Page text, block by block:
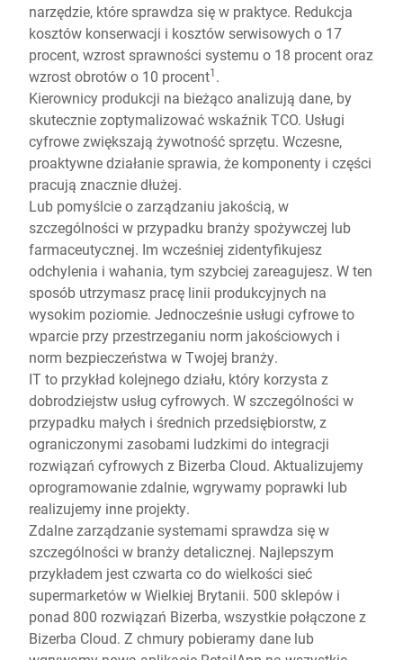
narzędzie, które sprawdza się w praktyce. Redukcja
kosztów konserwacji i kosztów serwisowych o 17
procent, wzrost sprawności systemu o 18 procent oraz
wzrost obrotów o 10 procent1.
Kierownicy produkcji na bieżąco analizują dane, by
skutecznie zoptymalizować wskaźnik TCO. Usługi
cyfrowe zwiększają żywotność sprzętu. Wczesne,
proaktywne działanie sprawia, że komponenty i części
pracują znacznie dłużej.
Lub pomyślcie o zarządzaniu jakością, w
szczególności w przypadku branży spożywczej lub
farmaceutycznej. Im wcześniej zidentyfikujesz
odchylenia i wahania, tym szybciej zareagujesz. W ten
sposób utrzymasz pracę linii produkcyjnych na
wysokim poziomie. Jednocześnie usługi cyfrowe to
wparcie przy przestrzeganiu norm jakościowych i
norm bezpieczeństwa w Twojej branży.
IT to przykład kolejnego działu, który korzysta z
dobrodziejstw usług cyfrowych. W szczególności w
przypadku małych i średnich przedsiębiorstw, z
ograniczonymi zasobami ludzkimi do integracji
rozwiązań cyfrowych z Bizerba Cloud. Aktualizujemy
oprogramowanie zdalnie, wgrywamy poprawki lub
realizujemy inne projekty.
Zdalne zarządzanie systemami sprawdza się w
szczególności w branży detalicznej. Najlepszym
przykładem jest czwarta co do wielkości sieć
supermarketów w Wielkiej Brytanii. 500 sklepów i
ponad 800 rozwiązań Bizerba, wszystkie połączone z
Bizerba Cloud. Z chmury pobieramy dane lub